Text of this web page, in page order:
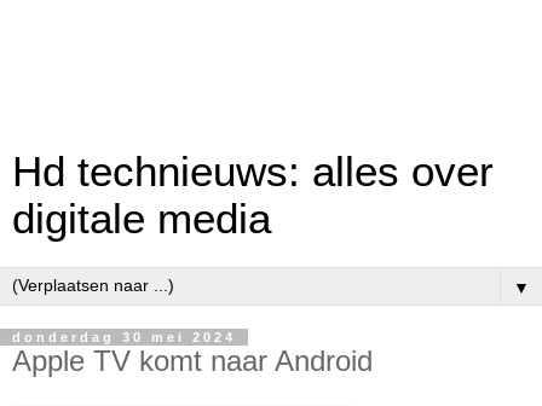
Hd technieuws: alles over
digitale media
▼
donderdag 30 mei 2024
Apple TV komt naar Android